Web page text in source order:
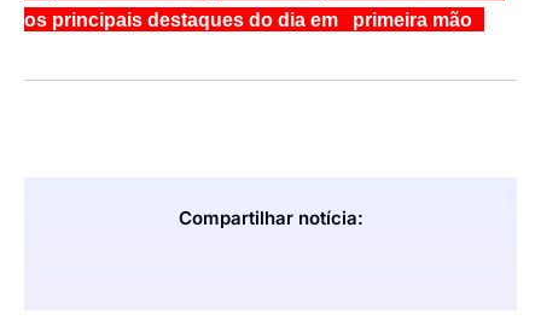
os principais destaques do dia em primeira mão
Compartilhar notícia: